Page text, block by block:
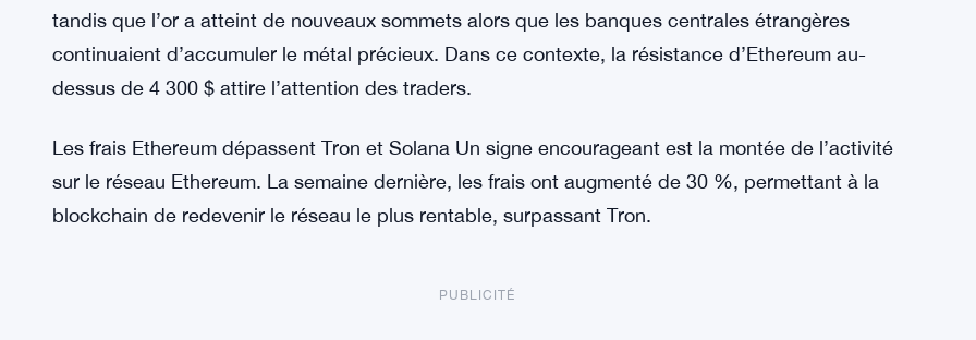
tandis que l’or a atteint de nouveaux sommets alors que les banques centrales étrangères
continuaient d’accumuler le métal précieux. Dans ce contexte, la résistance d’Ethereum au-
dessus de 4 300 $ attire l’attention des traders.
Les frais Ethereum dépassent Tron et Solana Un signe encourageant est la montée de l’activité
sur le réseau Ethereum. La semaine dernière, les frais ont augmenté de 30 %, permettant à la
blockchain de redevenir le réseau le plus rentable, surpassant Tron.
PUBLICITÉ